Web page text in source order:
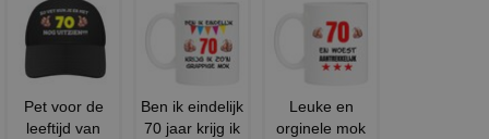
Pet voor de
leeftijd van
Ben ik eindelijk
70 jaar krijg ik
Leuke en
orginele mok